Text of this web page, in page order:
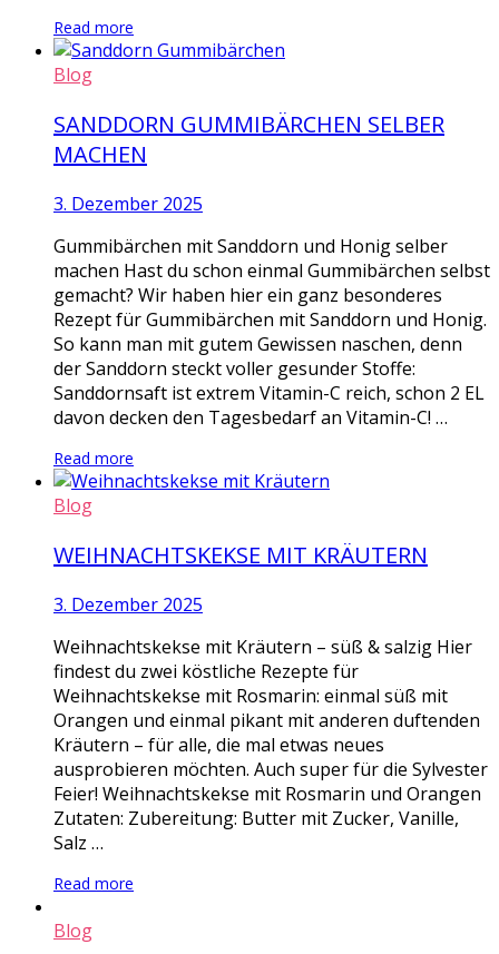
Read more
Blog
SANDDORN GUMMIBÄRCHEN SELBER
MACHEN
3. Dezember 2025
Gummibärchen mit Sanddorn und Honig selber
machen Hast du schon einmal Gummibärchen selbst
gemacht? Wir haben hier ein ganz besonderes
Rezept für Gummibärchen mit Sanddorn und Honig.
So kann man mit gutem Gewissen naschen, denn
der Sanddorn steckt voller gesunder Stoffe:
Sanddornsaft ist extrem Vitamin-C reich, schon 2 EL
davon decken den Tagesbedarf an Vitamin-C! …
Read more
Blog
WEIHNACHTSKEKSE MIT KRÄUTERN
3. Dezember 2025
Weihnachtskekse mit Kräutern – süß & salzig Hier
findest du zwei köstliche Rezepte für
Weihnachtskekse mit Rosmarin: einmal süß mit
Orangen und einmal pikant mit anderen duftenden
Kräutern – für alle, die mal etwas neues
ausprobieren möchten. Auch super für die Sylvester
Feier! Weihnachtskekse mit Rosmarin und Orangen
Zutaten: Zubereitung: Butter mit Zucker, Vanille,
Salz …
Read more
Blog